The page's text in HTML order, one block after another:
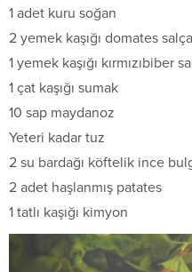
1 adet kuru soğan
2 yemek kaşığı domates
1 yemek kaşığı kırmızıbiber
1 çat kaşığı sumak
10 sap maydanoz
Yeteri kadar tuz
2 su bardağı köftelik ince
2 adet haşlanmış patates
1 tatlı kaşığı kimyon